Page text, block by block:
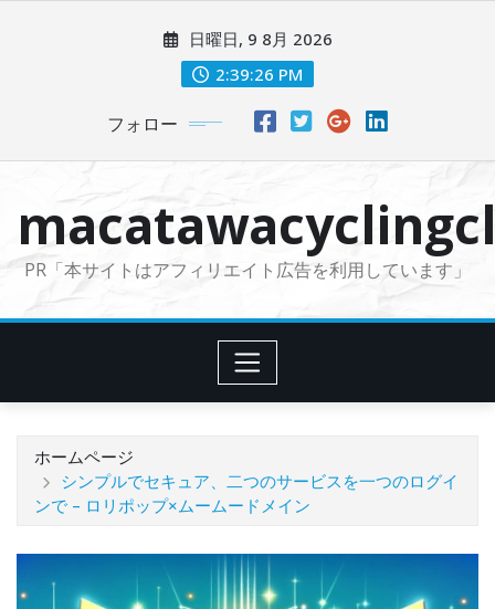
に
日曜日, 9 8月 2026
2:39:27 PM
フォロー
PR「本サイトはアフィリエイト広告を利用しています」
ホームページ
シンプルでセキュア、二つのサービスを一つのログイ
ンで – ロリポップ×ムームードメイン